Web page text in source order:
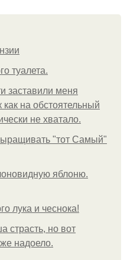
туалета.
заставили меня
на обстоятельный
не хватало.
"тот Самый"
яблоню.
лука и чеснока!
страсть, но вот
надоело.